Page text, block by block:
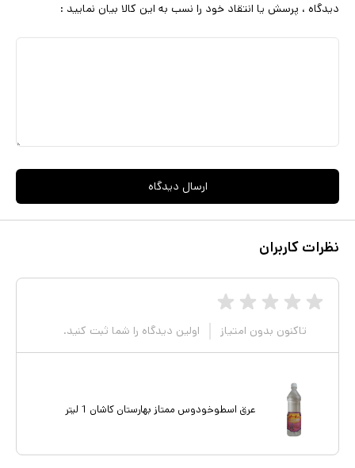
دیدگاه ، پرسش یا انتقاد خود را نسب به این کالا بیان نمایید :
ارسال دیدگاه
نظرات کاربران
تاکنون بدون امتیاز اولین دیدگاه را شما ثبت کنید.
عرق اسطوخودوس ممتاز بهارستان کاشان 1 لیتر